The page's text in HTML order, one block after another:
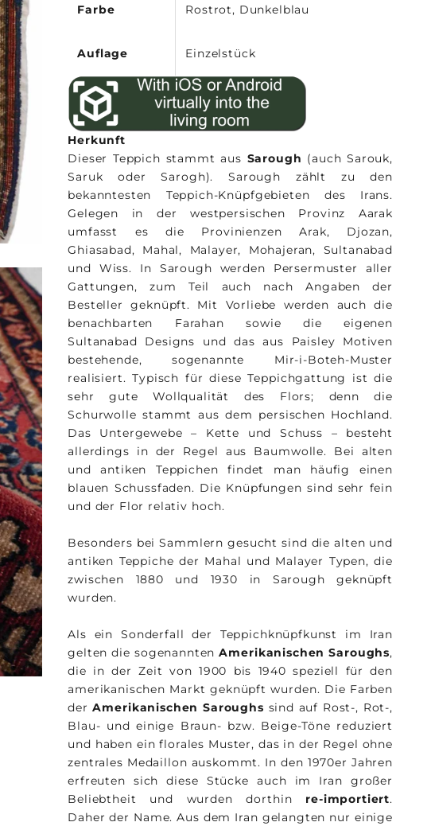
Farbe Rostrot, Dunkelblau
Auflage Einzelstück
Herkunft
Dieser Teppich stammt aus Sarough (auch Sarouk,
Saruk oder Sarogh). Sarough zählt zu den
bekanntesten Teppich-Knüpfgebieten des Irans.
Gelegen in der westpersischen Provinz Aarak
umfasst es die Provinienzen Arak, Djozan,
Ghiasabad, Mahal, Malayer, Mohajeran, Sultanabad
und Wiss. In Sarough werden Persermuster aller
Gattungen, zum Teil auch nach Angaben der
Besteller geknüpft. Mit Vorliebe werden auch die
benachbarten Farahan sowie die eigenen
Sultanabad Designs und das aus Paisley Motiven
bestehende, sogenannte Mir-i-Boteh-Muster
realisiert. Typisch für diese Teppichgattung ist die
sehr gute Wollqualität des Flors; denn die
Schurwolle stammt aus dem persischen Hochland.
Das Untergewebe – Kette und Schuss – besteht
allerdings in der Regel aus Baumwolle. Bei alten
und antiken Teppichen findet man häufig einen
blauen Schussfaden. Die Knüpfungen sind sehr fein
und der Flor relativ hoch.
Besonders bei Sammlern gesucht sind die alten und
antiken Teppiche der Mahal und Malayer Typen, die
zwischen 1880 und 1930 in Sarough geknüpft
wurden.
Als ein Sonderfall der Teppichknüpfkunst im Iran
gelten die sogenanntenAmerikanischen Saroughs,
die in der Zeit von 1900 bis 1940 speziell für den
amerikanischen Markt geknüpft wurden. Die Farben
derAmerikanischen Saroughs sind auf Rost-, Rot-,
Blau- und einige Braun- bzw. Beige-Töne reduziert
und haben ein florales Muster, das in der Regel ohne
zentrales Medaillon auskommt. In den 1970er Jahren
erfreuten sich diese Stücke auch im Iran großer
Beliebtheit und wurden dorthin re-importiert.
Daher der Name. Aus dem Iran gelangten nur einige